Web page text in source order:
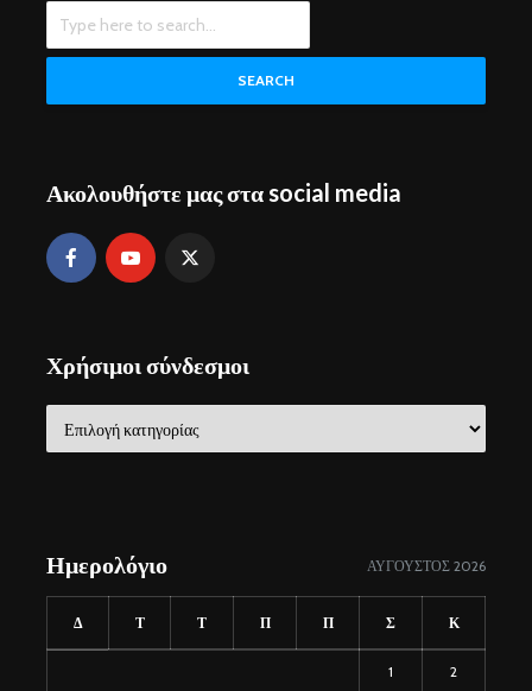
SEARCH
Ακολουθήστε μας στα social media
Χρήσιμοι σύνδεσμοι
σύνδεσμοι
Ημερολόγιο ΑΎΓΟΥΣΤΟΣ 2026
Δ Τ Τ Π Π Σ Κ
1 2